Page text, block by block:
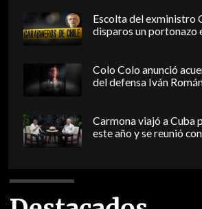
Escolta del exministro
disparos un portonazo
Colo Colo anunció
del defensa Iván
Carmona viajó a Cuba
este año y se reunió